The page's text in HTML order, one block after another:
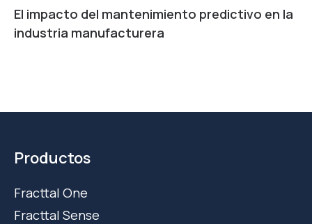
El impacto del mantenimiento predictivo en la
industria manufacturera
Productos
Fracttal One
Fracttal Sense